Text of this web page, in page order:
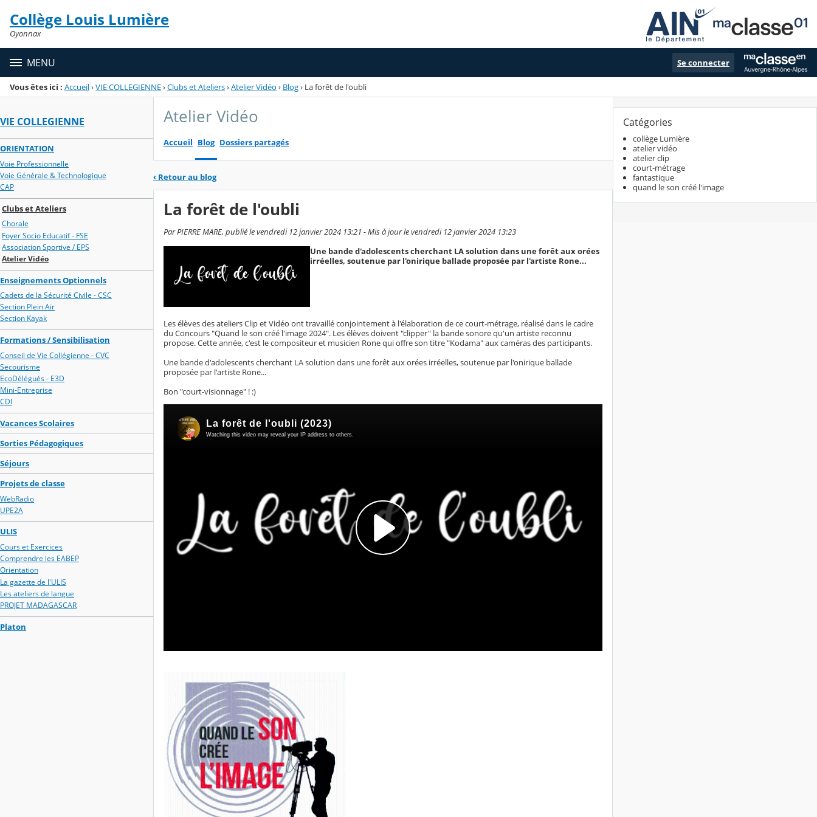
Menu de la rubrique
Contenu
Collège Louis Lumière
Oyonnax
MENU Se connecter
Vous êtes ici : Accueil›VIE COLLEGIENNE›Clubs et Ateliers›Atelier Vidéo › Blog› La forêt de l'oubli
VIE COLLEGIENNE
ORIENTATION
Voie Professionnelle
Voie Générale & Technologique
CAP
Clubs et Ateliers
Chorale
Foyer Socio Educatif - FSE
Association Sportive / EPS
Atelier Vidéo
Enseignements Optionnels
Cadets de la Sécurité Civile - CSC
Section Plein Air
Section Kayak
Formations / Sensibilisation
Conseil de Vie Collégienne - CVC
Secourisme
EcoDélégués - E3D
Mini-Entreprise
CDI
Vacances Scolaires
Sorties Pédagogiques
Séjours
Projets de classe
WebRadio
UPE2A
ULIS
Cours et Exercices
Comprendre les EABEP
Orientation
La gazette de l'ULIS
Les ateliers de langue
PROJET MADAGASCAR
Platon
Atelier Vidéo
Accueil Blog Dossiers partagés
‹ Retour au blog
La forêt de l'oubli
Par PIERRE MARE, publié le vendredi 12 janvier 2024 13:21 - Mis à jour le vendredi 12 janvier 2024 13:23
Une bande d'adolescents cherchant LA solution dans une forêt aux orées
irréelles, soutenue par l'onirique ballade proposée par l'artiste Rone...
Les élèves des ateliers Clip et Vidéo ont travaillé conjointement à l'élaboration de ce court-métrage, réalisé dans le cadre
du Concours "Quand le son créé l'image 2024". Les élèves doivent "clipper" la bande sonore qu'un artiste reconnu
propose. Cette année, c'est le compositeur et musicien Rone qui offre son titre "Kodama" aux caméras des participants.
Une bande d'adolescents cherchant LA solution dans une forêt aux orées irréelles, soutenue par l'onirique ballade
proposée par l'artiste Rone...
Bon "court-visionnage" ! :)
Catégories
collège Lumière
atelier vidéo
atelier clip
court-métrage
fantastique
quand le son créé l'image